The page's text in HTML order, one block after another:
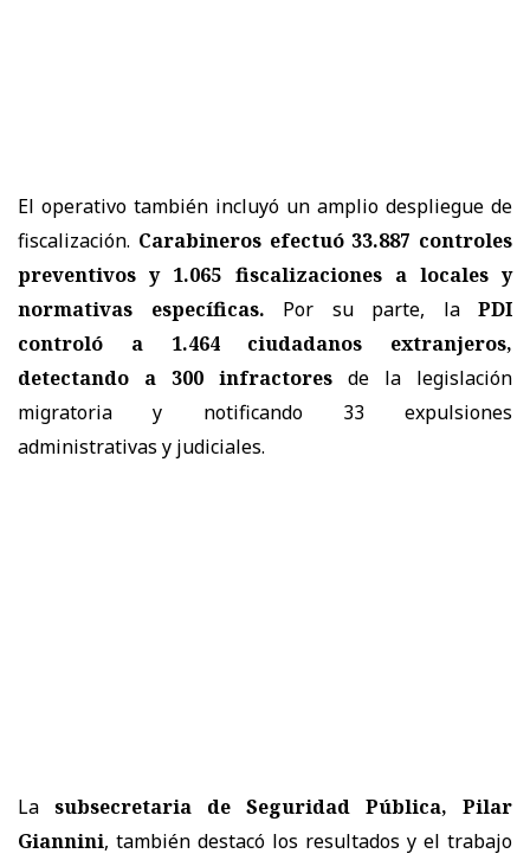
El operativo también incluyó un amplio despliegue de
fiscalización. Carabineros efectuó 33.887 controles
preventivos y 1.065 fiscalizaciones a locales y
normativas específicas. Por su parte, la PDI
controló a 1.464 ciudadanos extranjeros,
detectando a 300 infractores de la legislación
migratoria y notificando 33 expulsiones
administrativas y judiciales.
La subsecretaria de Seguridad Pública, Pilar
Giannini, también destacó los resultados y el trabajo